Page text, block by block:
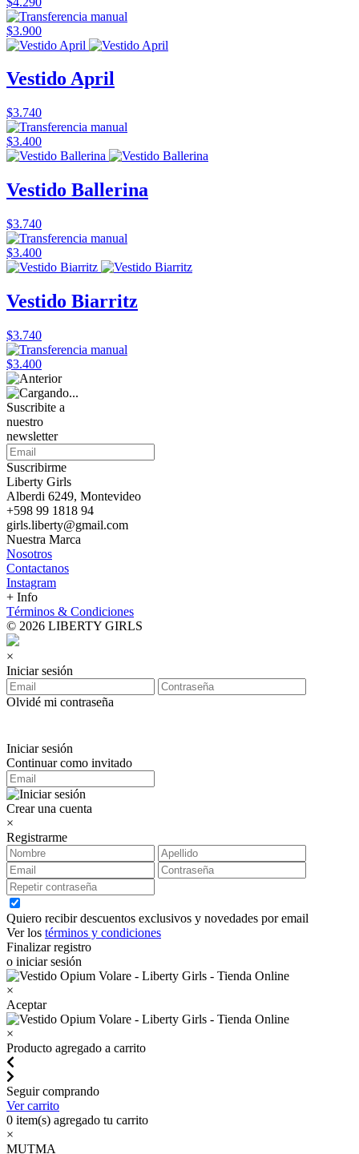
$3.900
Vestido April
$3.740
$3.400
Vestido Ballerina
$3.740
$3.400
Vestido Biarritz
$3.740
$3.400
Suscribite a
nuestro
newsletter
Suscribirme
Liberty Girls
Alberdi 6249, Montevideo
+598 99 1818 94
girls.liberty@gmail.com
Nuestra Marca
Nosotros
Contactanos
Instagram
+ Info
Términos & Condiciones
© 2026 LIBERTY GIRLS
×
Iniciar sesión
Olvidé mi contraseña
Iniciar sesión
Continuar como invitado
Crear una cuenta
×
Registrarme
Quiero recibir descuentos exclusivos y novedades por email
Ver los términos y condiciones
Finalizar registro
o iniciar sesión
×
Aceptar
×
Producto agregado a carrito
Seguir comprando
Ver carrito
0 item(s) agregado tu carrito
×
MUTMA